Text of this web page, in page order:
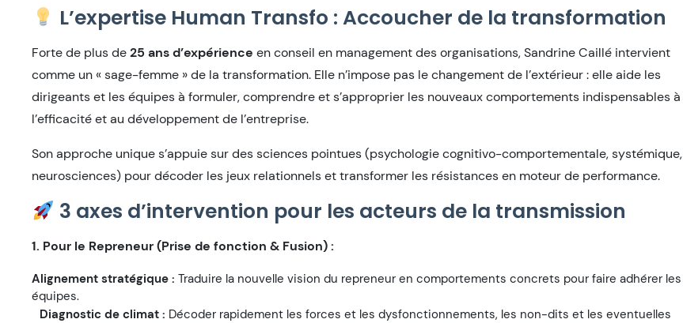
L’expertise Human Transfo : Accoucher de la transformation
Forte de plus de25 ans d’expérience en conseil en management des organisations, Sandrine Caillé intervient
comme un « sage-femme » de la transformation. Elle n’impose pas le changement de l’extérieur : elle aide les
dirigeants et les équipes à formuler, comprendre et s’approprier les nouveaux comportements indispensables à
l’efficacité et au développement de l’entreprise.
Son approche unique s’appuie sur des sciences pointues (psychologie cognitivo-comportementale, systémique,
neurosciences) pour décoder les jeux relationnels et transformer les résistances en moteur de performance.
3 axes d’intervention pour les acteurs de la transmission
1. Pour le Repreneur (Prise de fonction & Fusion) :
Alignement stratégique : Traduire la nouvelle vision du repreneur en comportements concrets pour faire adhérer les
équipes.
Diagnostic de climat : Décoder rapidement les forces et les dysfonctionnements, les non-dits et les eventuelles